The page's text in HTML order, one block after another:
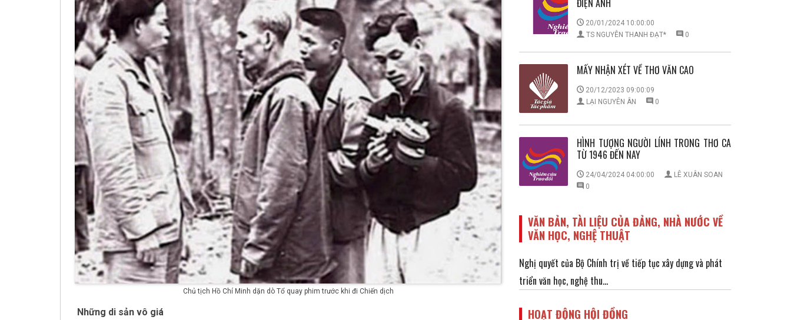
Chủ tịch Hồ Chí Minh dặn dò Tổ quay phim trước khi đi Chiến dịch
Những di sản vô giá
ĐIỆN ẢNH
20/01/2024 10:00:00
TS NGUYỄN THANH ĐẠT*
0
MẤY NHẬN XÉT VỀ THƠ VĂN CAO
20/12/2023 09:00:09
LẠI NGUYÊN ÂN
0
HÌNH TƯỢNG NGƯỜI LÍNH TRONG THƠ CA
TỪ 1946 ĐẾN NAY
24/04/2024 04:00:00
LÊ XUÂN SOAN
0
VĂN BẢN, TÀI LIỆU CỦA ĐẢNG, NHÀ NƯỚC VỀ
VĂN HỌC, NGHỆ THUẬT
Nghị quyết của Bộ Chính trị về tiếp tục xây dựng và phát
triển văn học, nghệ thu...
HOẠT ĐỘNG HỘI ĐỒNG